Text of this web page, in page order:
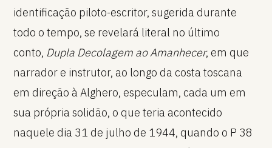
identificação piloto-escritor, sugerida durante
todo o tempo, se revelará literal no último
conto, Dupla Decolagem ao Amanhecer, em que
narrador e instrutor, ao longo da costa toscana
em direção à Alghero, especulam, cada um em
sua própria solidão, o que teria acontecido
naquele dia 31 de julho de 1944, quando o P 38